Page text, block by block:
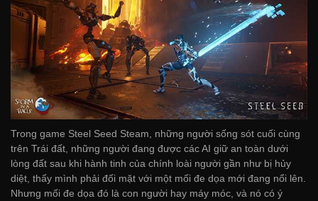
Trong game Steel Seed Steam, những người sống sót cuối cùng
trên Trái đất, những người đang được các AI giữ an toàn dưới
lòng đất sau khi hành tinh của chính loài người gần như bị hủy
diệt, thấy mình phải đối mặt với một mối đe dọa mới đang nổi lên.
Nhưng mối đe dọa đó là con người hay máy móc, và nó có ý